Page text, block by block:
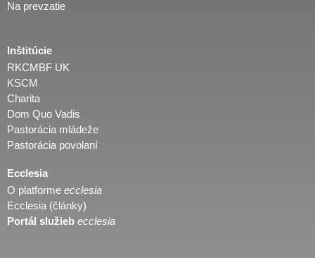
Na prevzatie
Inštitúcie
RKCMBF UK
KSCM
Charita
Dom Quo Vadis
Pastorácia mládeže
Pastorácia povolaní
Ecclesia
O platforme ecclesia
Ecclesia (články)
Portál služieb ecclesia